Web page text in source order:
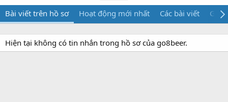
Bài viết trên hồ sơ Hoạt động mới nhất Các bài viết Giới
Hiện tại không có tin nhắn trong hồ sơ của go8beer.